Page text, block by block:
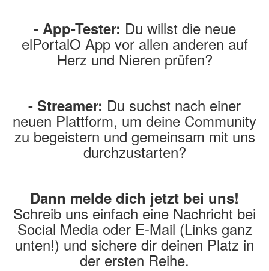
- App-Tester: Du willst die neue
elPortalO App vor allen anderen auf
Herz und Nieren prüfen?
- Streamer: Du suchst nach einer
neuen Plattform, um deine Community
zu begeistern und gemeinsam mit uns
durchzustarten?
Dann melde dich jetzt bei uns!
Schreib uns einfach eine Nachricht bei
Social Media oder E-Mail (Links ganz
unten!) und sichere dir deinen Platz in
der ersten Reihe.